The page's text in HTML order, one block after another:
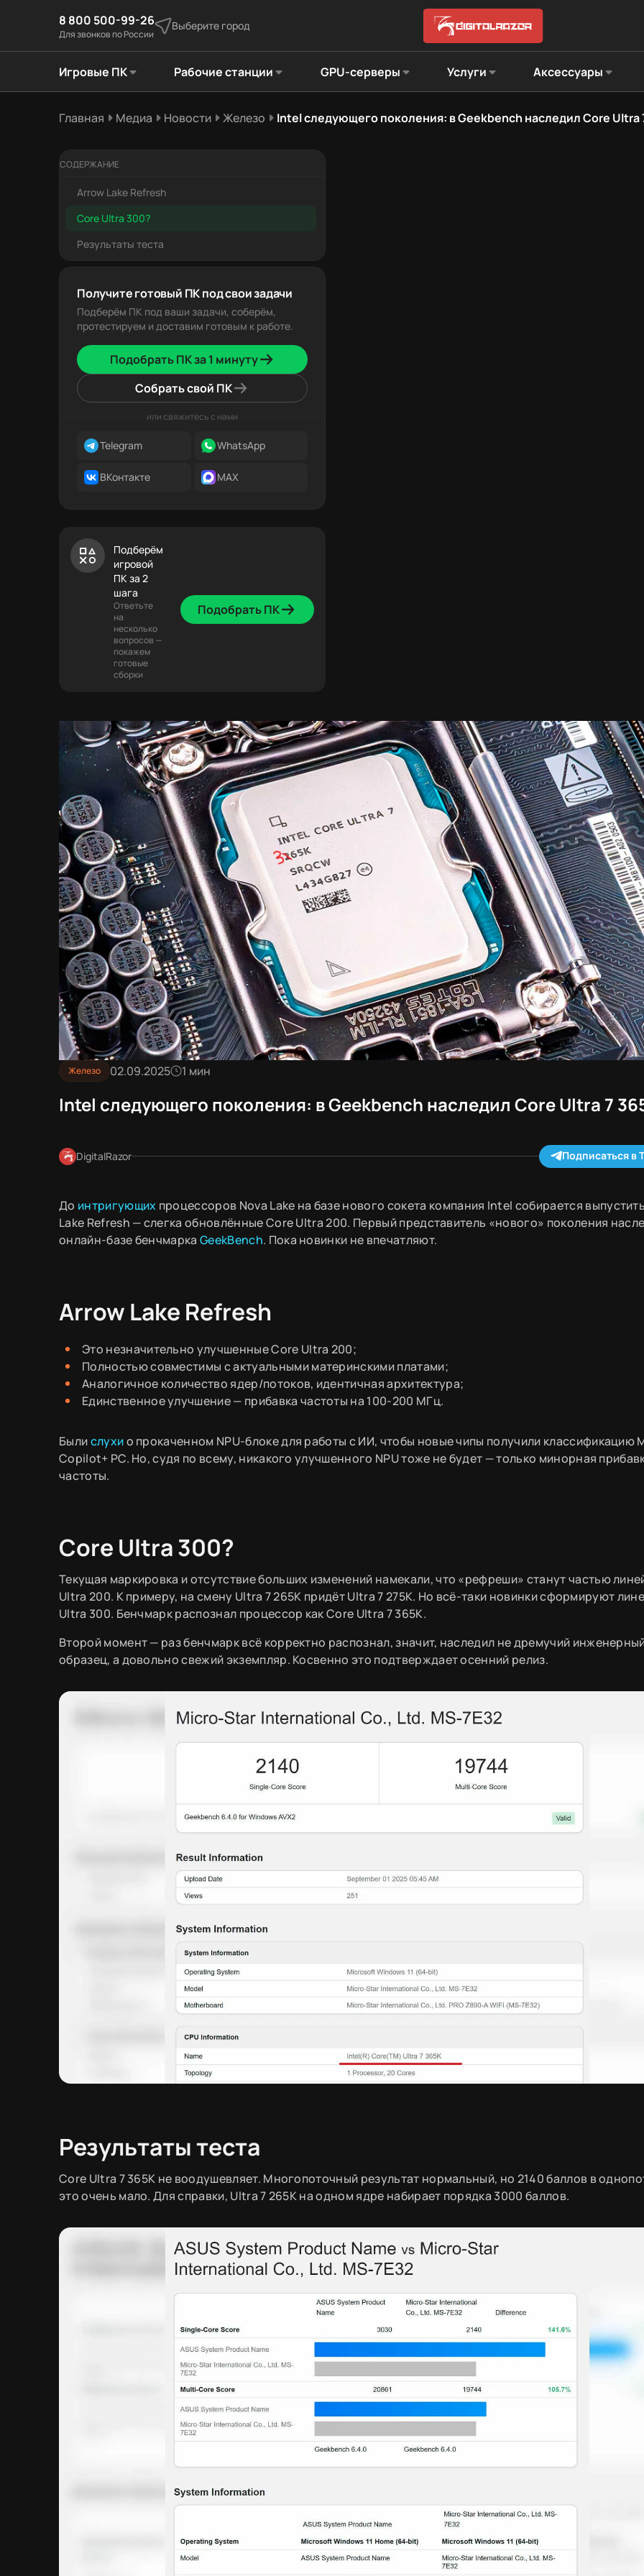
8 800 500-99-26
Для звонков по России
Выберите город
Игровые ПК Рабочие станции GPU-серверы Услуги Аксессуары
Главная Медиа Новости Железо Intel следующего поколения: в Geekbench наследил Core Ultra
Железо 02.09.2025 1 мин
Intel следующего поколения: в Geekbench наследил Core Ultra 7
DigitalRazor Подписаться в
СОДЕРЖАНИЕ
Arrow Lake Refresh
Core Ultra 300?
Результаты теста
Получите готовый ПК под свои задачи
Подберём ПК под ваши задачи, соберём,
протестируем и доставим готовым к работе.
Подобрать ПК за 1 минуту
Собрать свой ПК
или свяжитесь с нами
Telegram WhatsApp
ВКонтакте MAX
Подберём
игровой
ПК за 2
шага
Ответьте
на
несколько
вопросов —
покажем
готовые
сборки
Подобрать ПК
До интригующих процессоров Nova Lake на базе нового сокета компания Intel собирается
Lake Refresh — слегка обновлённые Core Ultra 200. Первый представитель «нового» поколения
онлайн-базе бенчмаркаGeekBench. Пока новинки не впечатляют.
Arrow Lake Refresh
Это незначительно улучшенные Core Ultra 200;
Полностью совместимы с актуальными материнскими платами;
Аналогичное количество ядер/потоков, идентичная архитектура;
Единственное улучшение — прибавка частоты на 100-200 МГц.
Былислухио прокаченном NPU-блоке для работы с ИИ, чтобы новые чипы получили классификацию
Copilot+ PC. Но, судя по всему, никакого улучшенного NPU тоже не будет — только минорная
частоты.
Core Ultra 300?
Текущая маркировка и отсутствие больших изменений намекали, что «рефреши» станут частью
Ultra 200. К примеру, на смену Ultra 7 265K придёт Ultra 7 275K. Но всё-таки новинки сформируют
Ultra 300. Бенчмарк распознал процессор как Core Ultra 7 365K.
Второй момент — раз бенчмарк всё корректно распознал, значит, наследил не дремучий
образец, а довольно свежий экземпляр. Косвенно это подтверждает осенний релиз.
Результаты теста
Core Ultra 7 365K не воодушевляет. Многопоточный результат нормальный, но 2140 баллов в
это очень мало. Для справки, Ultra 7 265K на одном ядре набирает порядка 3000 баллов.